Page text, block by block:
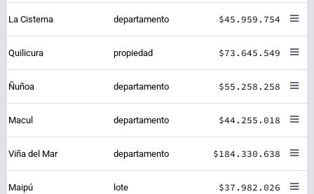
La Cisterna departamento $45.959.754
Quilicura propiedad $73.645.549
Ñuñoa departamento $55.258.258
Macul departamento $44.255.018
Viña del Mar departamento $184.330.638
Maipú lote $37.982.026